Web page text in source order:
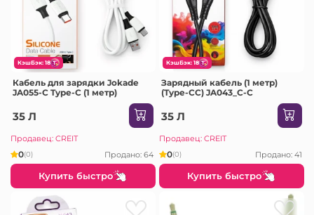
КэшБэк: 18
Кабель для зарядки Jokade
JA055-C Type-C (1 метр)
35 Л
Продавец: CREIT
0(0) Продано: 64
Купить быстро
КэшБэк: 18
Зарядный кабель (1 метр)
(Type-CC) JA043_C-C
35 Л
Продавец: CREIT
0(0) Продано: 41
Купить быстро